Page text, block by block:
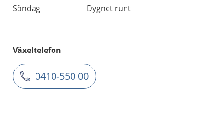
Söndag
Dygnet runt
Växeltelefon
0410-550 00